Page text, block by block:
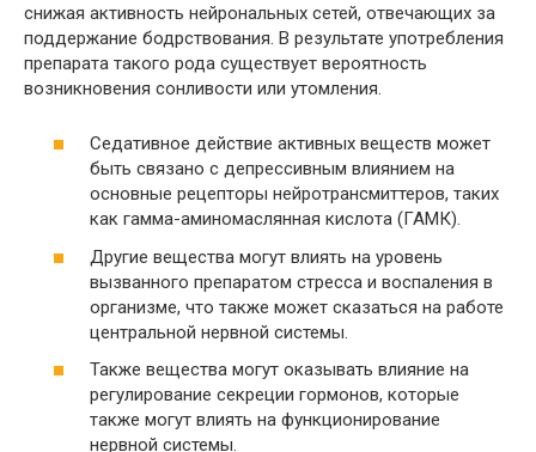
снижая активность нейрональных сетей, отвечающих за
поддержание бодрствования. В результате употребления
препарата такого рода существует вероятность
возникновения сонливости или утомления.
Седативное действие активных веществ может
быть связано с депрессивным влиянием на
основные рецепторы нейротрансмиттеров, таких
как гамма-аминомаслянная кислота (ГАМК).
Другие вещества могут влиять на уровень
вызванного препаратом стресса и воспаления в
организме, что также может сказаться на работе
центральной нервной системы.
Также вещества могут оказывать влияние на
регулирование секреции гормонов, которые
также могут влиять на функционирование
нервной системы.